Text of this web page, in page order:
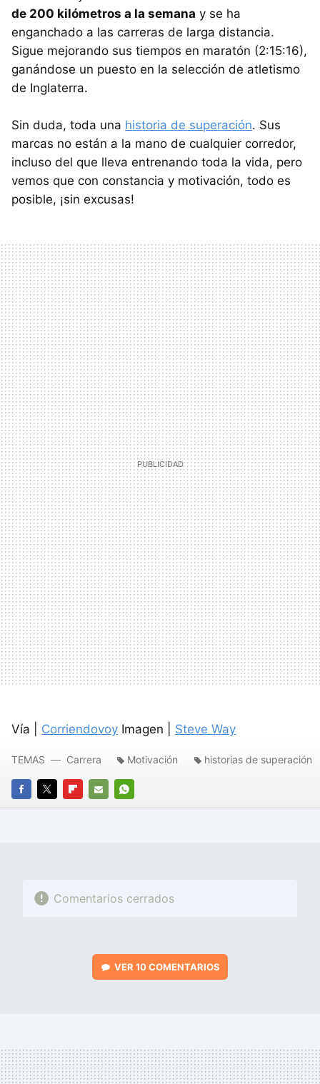
de 200 kilómetros a la semana y se ha
enganchado a las carreras de larga distancia.
Sigue mejorando sus tiempos en maratón (2:15:16),
ganándose un puesto en la selección de atletismo
de Inglaterra.
Sin duda, toda una historia de superación. Sus
marcas no están a la mano de cualquier corredor,
incluso del que lleva entrenando toda la vida, pero
vemos que con constancia y motivación, todo es
posible, ¡sin excusas!
Vía | Corriendovoy Imagen | Steve Way
FACEBOOK
TWITTERFLIPBOARD
E-
WHATSAPP
TEMAS Carrera Motivación historias de superación
Comentarios cerrados
VER 10 COMENTARIOS